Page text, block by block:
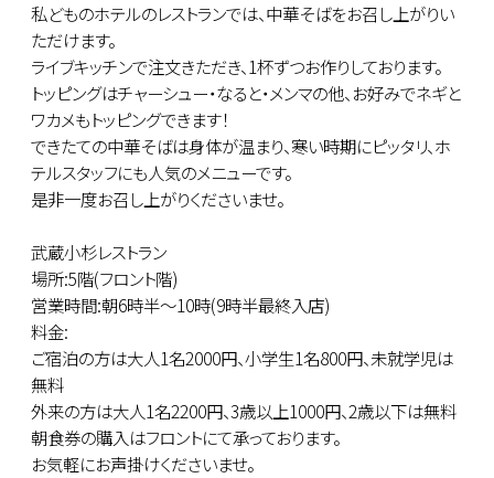
私どものホテルのレストランでは、中華そばをお召し上がりい
ただけます。
ライブキッチンで注文きただき、1杯ずつお作りしております。
トッピングはチャーシュー・なると・メンマの他、お好みでネギと
ワカメもトッピングできます！
できたての中華そばは身体が温まり、寒い時期にピッタリ、ホ
テルスタッフにも人気のメニューです。
是非一度お召し上がりくださいませ。
武蔵小杉レストラン
場所:5階(フロント階)
営業時間:朝6時半～10時(9時半最終入店)
料金:
ご宿泊の方は大人1名2000円、小学生1名800円、未就学児は
無料
外来の方は大人1名2200円、3歳以上1000円、2歳以下は無料
朝食券の購入はフロントにて承っております。
お気軽にお声掛けくださいませ。